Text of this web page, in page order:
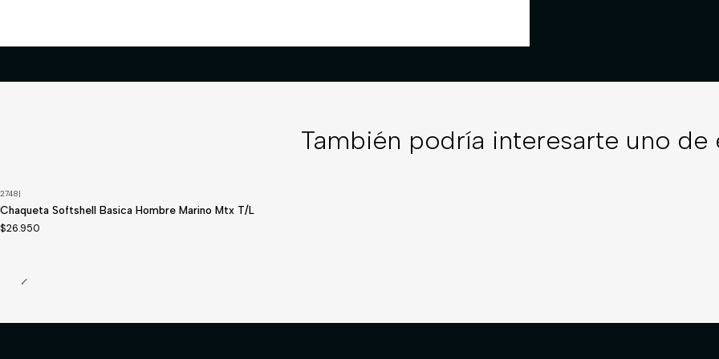
También podría interesarte uno de
2748|
Chaqueta Softshell Basica Hombre Marino Mtx T/L
$26.950